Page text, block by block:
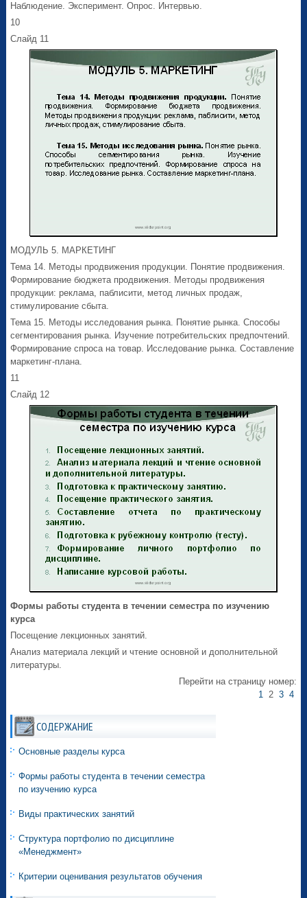
Наблюдение. Эксперимент. Опрос. Интервью.
10
Слайд 11
МОДУЛЬ 5. МАРКЕТИНГ
Тема 14. Методы продвижения продукции. Понятие продвижения.
Формирование бюджета продвижения. Методы продвижения
продукции: реклама, паблисити, метод личных продаж,
стимулирование сбыта.
Тема 15. Методы исследования рынка. Понятие рынка. Способы
сегментирования рынка. Изучение потребительских предпочтений.
Формирование спроса на товар. Исследование рынка. Составление
маркетинг-плана.
11
Слайд 12
Формы работы студента в течении семестра по изучению
курса
Посещение лекционных занятий.
Анализ материала лекций и чтение основной и дополнительной
литературы.
Перейти на страницу номер:
12 3 4
СОДЕРЖАНИЕ
Основные разделы курса
Формы работы студента в течении семестра
по изучению курса
Виды практических занятий
Структура портфолио по дисциплине
«Менеджмент»
Критерии оценивания результатов обучения